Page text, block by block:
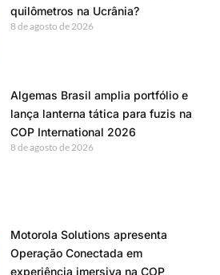
quilômetros na Ucrânia?
8 de agosto de 2026
Algemas Brasil amplia portfólio e
lança lanterna tática para fuzis na
COP International 2026
8 de agosto de 2026
Motorola Solutions apresenta
Operação Conectada em
experiência imersiva na COP